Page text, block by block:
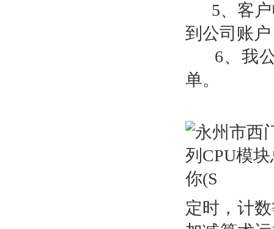
5、客户
到公司账户
6、我公
单。
定时，计